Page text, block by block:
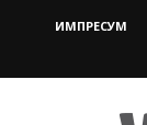
ИМПРЕСУМ